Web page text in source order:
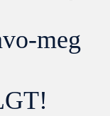
meg